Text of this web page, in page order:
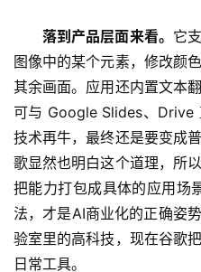
开
源
项
目
应
用
落到产品层面来看。 它
图像中的某个元素，修改颜
其余画面。应用还内置文本
可与 Google Slides、Drive
技术再牛，最终还是要变成
歌显然也明白这个道理，所
把能力打包成具体的应用场
法，才是AI商业化的正确姿
验室里的高科技，现在谷歌
日常工具。